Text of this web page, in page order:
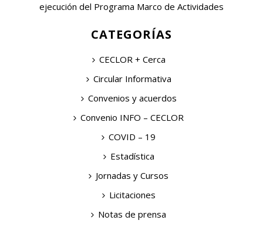
ejecución del Programa Marco de Actividades
CATEGORÍAS
CECLOR + Cerca
Circular Informativa
Convenios y acuerdos
Convenio INFO – CECLOR
COVID – 19
Estadística
Jornadas y Cursos
Licitaciones
Notas de prensa